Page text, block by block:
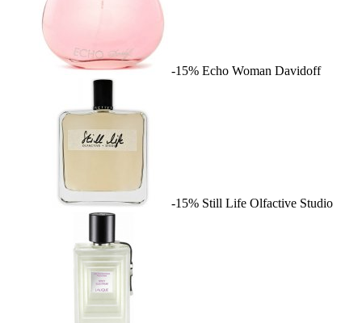
-15% Echo Woman Davidoff
-15% Still Life Olfactive Studio